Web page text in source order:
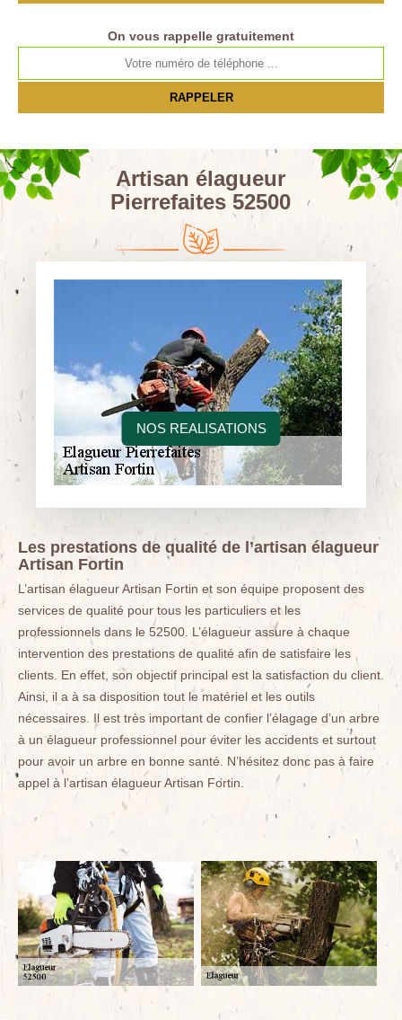
NOS REALISATIONS
On vous rappelle gratuitement
Artisan élagueur
Pierrefaites 52500
Les prestations de qualité de l’artisan élagueur
Artisan Fortin
L’artisan élagueur Artisan Fortin et son équipe proposent des
services de qualité pour tous les particuliers et les
professionnels dans le 52500. L’élagueur assure à chaque
intervention des prestations de qualité afin de satisfaire les
clients. En effet, son objectif principal est la satisfaction du client.
Ainsi, il a à sa disposition tout le matériel et les outils
nécessaires. Il est très important de confier l’élagage d’un arbre
à un élagueur professionnel pour éviter les accidents et surtout
pour avoir un arbre en bonne santé. N’hésitez donc pas à faire
appel à l’artisan élagueur Artisan Fortin.